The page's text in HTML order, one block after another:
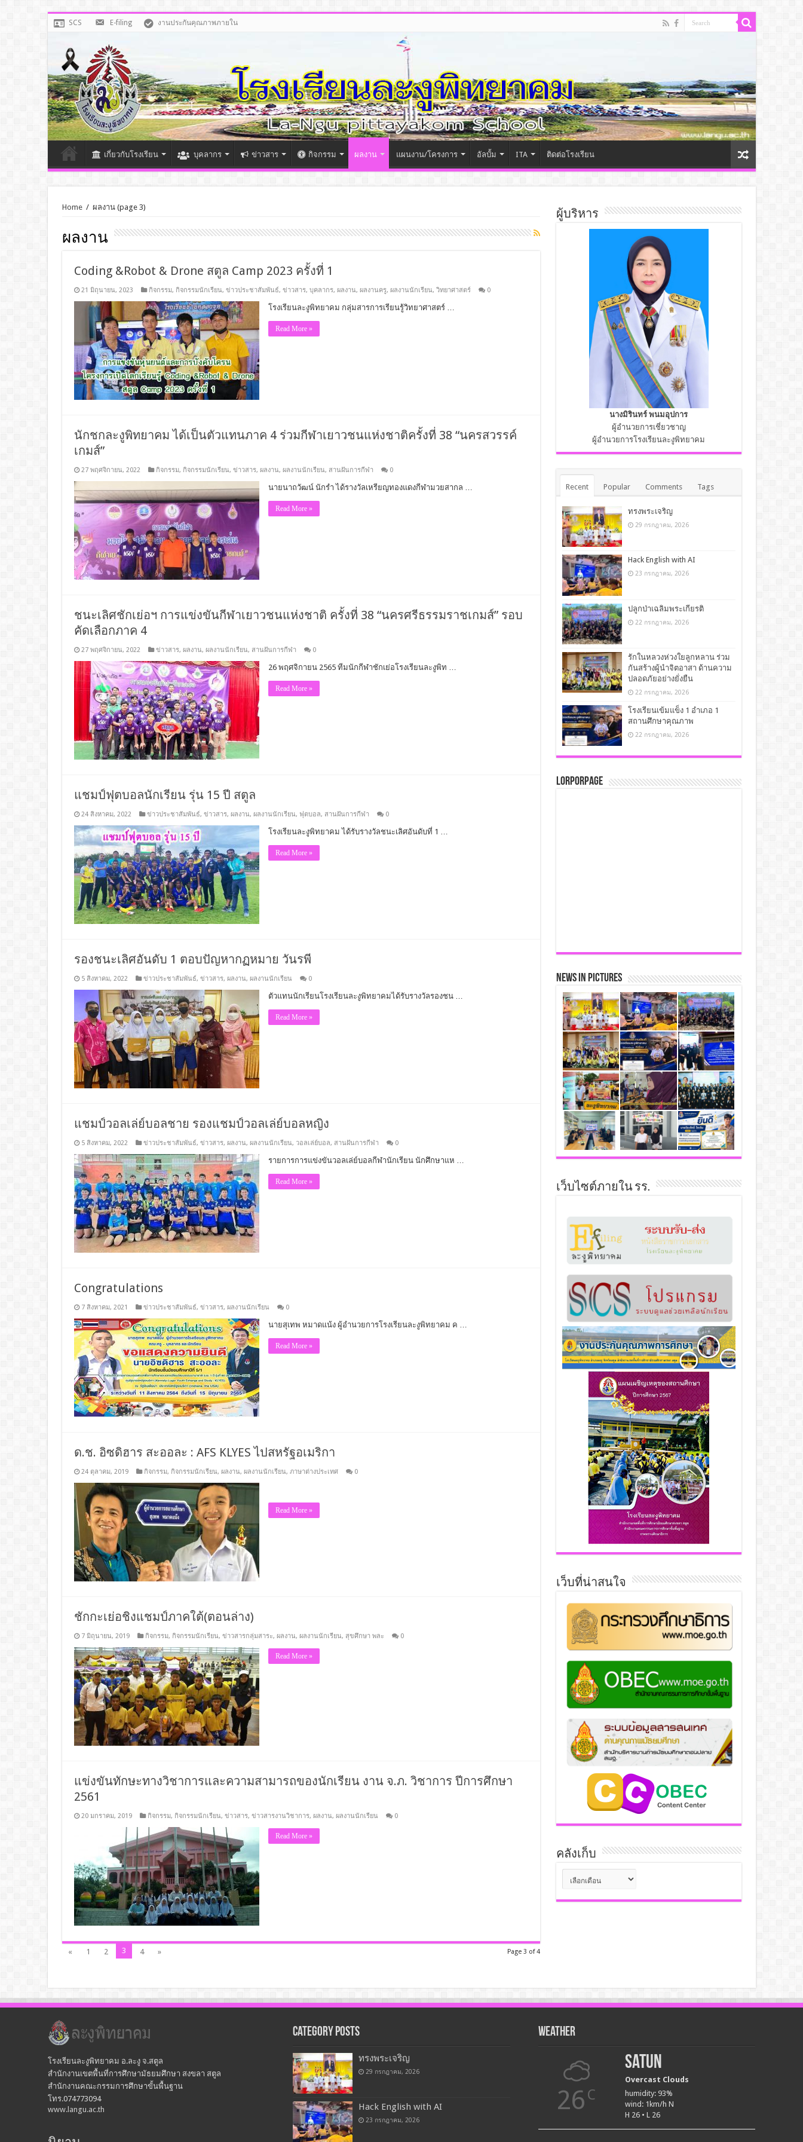
SCS E-filing งานประกันคุณภาพภายใน
เกี่ยวกับโรงเรียน บุคลากร ข่าวสาร กิจกรรม ผลงาน แผนงาน/โครงการ อัลบั้ม ITA ติดต่อโรงเรียน
Home / ผลงาน(page 3)
ผลงาน
Coding &Robot & Drone สตูล Camp 2023 ครั้งที่ 1
21 มิถุนายน, 2023 กิจกรรม, กิจกรรมนักเรียน, ข่าวประชาสัมพันธ์, ข่าวสาร, บุคลากร, ผลงาน, ผลงานครู, ผลงานนักเรียน, วิทยาศาสตร์ 0
โรงเรียนละงูพิทยาคม กลุ่มสารการเรียนรู้วิทยาศาสตร์ …
Read More »
นักชกละงูพิทยาคม ได้เป็นตัวแทนภาค 4 ร่วมกีฬาเยาวชนแห่งชาติครั้งที่ 38 “นครสวรรค์
เกมส์”
27 พฤศจิกายน, 2022 กิจกรรม, กิจกรรมนักเรียน, ข่าวสาร, ผลงาน, ผลงานนักเรียน, สานฝันการกีฬา 0
นายนาถวัฒน์ นักรำ ได้รางวัลเหรียญทองแดงกีฬามวยสากล …
Read More »
ชนะเลิศชักเย่อฯ การแข่งขันกีฬาเยาวชนแห่งชาติ ครั้งที่ 38 “นครศรีธรรมราชเกมส์” รอบ
คัดเลือกภาค 4
27 พฤศจิกายน, 2022 ข่าวสาร, ผลงาน, ผลงานนักเรียน, สานฝันการกีฬา 0
26 พฤศจิกายน 2565 ทีมนักกีฬาชักเย่อโรงเรียนละงูพิท …
Read More »
แชมป์ฟุตบอลนักเรียน รุ่น 15 ปี สตูล
24 สิงหาคม, 2022 ข่าวประชาสัมพันธ์, ข่าวสาร, ผลงาน, ผลงานนักเรียน, ฟุตบอล, สานฝันการกีฬา 0
โรงเรียนละงูพิทยาคม ได้รับรางวัลชนะเลิศอันดับที่ 1 …
Read More »
รองชนะเลิศอันดับ 1 ตอบปัญหากฏหมาย วันรพี
5 สิงหาคม, 2022 ข่าวประชาสัมพันธ์, ข่าวสาร, ผลงาน, ผลงานนักเรียน 0
ตัวแทนนักเรียนโรงเรียนละงูพิทยาคมได้รับรางวัลรองชน …
Read More »
แชมป์วอลเล่ย์บอลชาย รองแชมป์วอลเล่ย์บอลหญิง
5 สิงหาคม, 2022 ข่าวประชาสัมพันธ์, ข่าวสาร, ผลงาน, ผลงานนักเรียน, วอลเล่ย์บอล, สานฝันการกีฬา 0
รายการการแข่งขันวอลเล่ย์บอลกีฬานักเรียน นักศึกษาแห …
Read More »
Congratulations
7 สิงหาคม, 2021 ข่าวประชาสัมพันธ์, ข่าวสาร, ผลงานนักเรียน 0
นายสุเทพ หมาดแน้ง ผู้อำนวยการโรงเรียนละงูพิทยาคม ค …
Read More »
ด.ช. อิซดิฮาร สะออละ : AFS KLYES ไปสหรัฐอเมริกา
24 ตุลาคม, 2019 กิจกรรม, กิจกรรมนักเรียน, ผลงาน, ผลงานนักเรียน, ภาษาต่างประเทศ 0
Read More »
ชักกะเย่อชิงแชมป์ภาคใต้(ตอนล่าง)
7 มิถุนายน, 2019 กิจกรรม, กิจกรรมนักเรียน, ข่าวสารกลุ่มสาระ, ผลงาน, ผลงานนักเรียน, สุขศึกษา พละ 0
Read More »
แข่งขันทักษะทางวิชาการและความสามารถของนักเรียน งาน จ.ภ. วิชาการ ปีการศึกษา
2561
20 มกราคม, 2019 กิจกรรม, กิจกรรมนักเรียน, ข่าวสาร, ข่าวสารงานวิชาการ, ผลงาน, ผลงานนักเรียน 0
Read More »
Page 3 of 4
« 1 2 3 4 »
ผู้บริหาร
นางมิรินทร์ พนมอุปการ
ผู้อำนวยการเชี่ยวชาญ
ผู้อำนวยการโรงเรียนละงูพิทยาคม
Recent Popular Comments Tags
ทรงพระเจริญ
29 กรกฎาคม, 2026
Hack English with AI
23 กรกฎาคม, 2026
ปลูกป่าเฉลิมพระเกียรติ
22 กรกฎาคม, 2026
รักในหลวงห่วงใยลูกหลาน ร่วม
กันสร้างผู้นำจิตอาสา ด้านความ
ปลอดภัยอย่างยั่งยืน
22 กรกฎาคม, 2026
โรงเรียนเข้มแข็ง 1 อำเภอ 1
สถานศึกษาคุณภาพ
22 กรกฎาคม, 2026
LorPorPage
News in Pictures
เว็บไซต์ภายใน รร.
เว็บที่น่าสนใจ
คลังเก็บ
เก็บ
โรงเรียนละงูพิทยาคม อ.ละงู จ.สตูล
สำนักงานเขตพื้นที่การศึกษามัธยมศึกษา สงขลา สตูล
สำนักงานคณะกรรมการศึกษาขั้นพื้นฐาน
โทร.074773094
www.langu.ac.th
Category Posts
ทรงพระเจริญ
29 กรกฎาคม, 2026
Hack English with AI
23 กรกฎาคม, 2026
Weather
26 C
Satun
Overcast Clouds
humidity: 93%
wind: 1km/h N
H 26 • L 26